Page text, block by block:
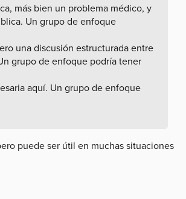
más bien un problema médico, y
Un grupo de enfoque
una discusión estructurada entre
grupo de enfoque podría tener
aquí. Un grupo de enfoque
puede ser útil en muchas situaciones